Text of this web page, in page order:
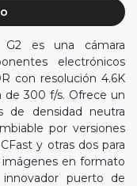
es una cámara
electrónicos
con resolución 4.6K
de 300 f/s. Ofrece un
de densidad neutra
por versiones
y otras dos para
en formato
puerto de